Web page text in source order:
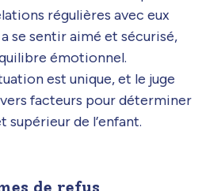
régulières avec eux
se sentir aimé et sécurisé,
émotionnel.
est unique, et le juge
facteurs pour déterminer
supérieur de l’enfant.
de refus